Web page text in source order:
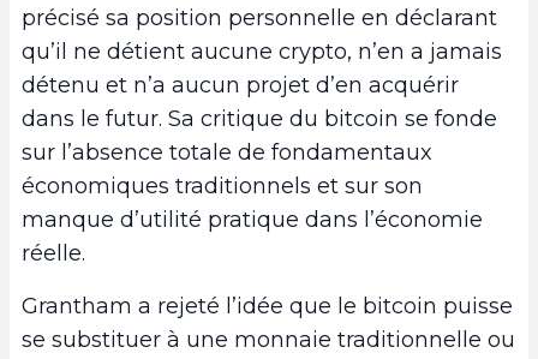
précisé sa position personnelle en déclarant
qu’il ne détient aucune crypto, n’en a jamais
détenu et n’a aucun projet d’en acquérir
dans le futur. Sa critique du bitcoin se fonde
sur l’absence totale de fondamentaux
économiques traditionnels et sur son
manque d’utilité pratique dans l’économie
réelle.
Grantham a rejeté l’idée que le bitcoin puisse
se substituer à une monnaie traditionnelle ou